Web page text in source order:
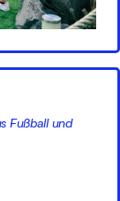
Fußball und